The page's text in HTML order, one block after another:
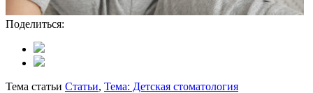
Поделиться:
Тема статьи Статьи, Тема: Детская стоматология